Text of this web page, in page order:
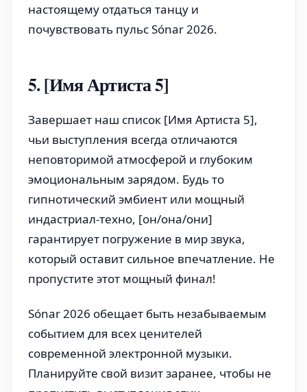
настоящему отдаться танцу и
почувствовать пульс Sónar 2026.
5. [Имя Артиста 5]
Завершает наш список [Имя Артиста 5],
чьи выступления всегда отличаются
неповторимой атмосферой и глубоким
эмоциональным зарядом. Будь то
гипнотический эмбиент или мощный
индастриал-техно, [он/она/они]
гарантирует погружение в мир звука,
который оставит сильное впечатление. Не
пропустите этот мощный финал!
Sónar 2026 обещает быть незабываемым
событием для всех ценителей
современной электронной музыки.
Планируйте свой визит заранее, чтобы не